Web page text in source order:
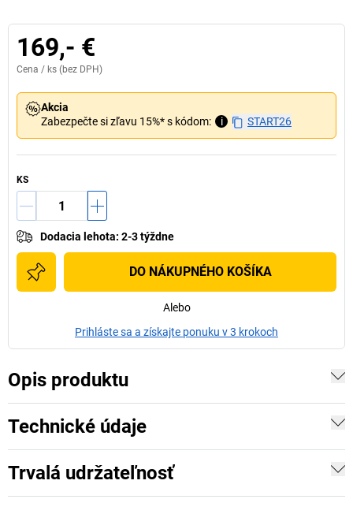
169,- €
Cena / ks (bez DPH)
Akcia
Zabezpečte si zľavu 15%* s kódom:
i START26
KS
Dodacia lehota: 2-3 týždne
DO NÁKUPNÉHO KOŠÍKA
Alebo
Prihláste sa a získajte ponuku v 3 krokoch
Opis produktu
Technické údaje
Trvalá udržateľnosť